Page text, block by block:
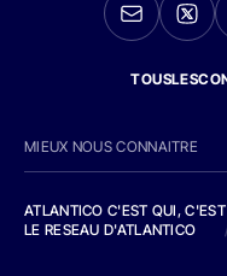
MIEUX NOUS CONNAITRE
ATLANTICO C'EST QUI,
LE RESEAU D'ATLANTICO